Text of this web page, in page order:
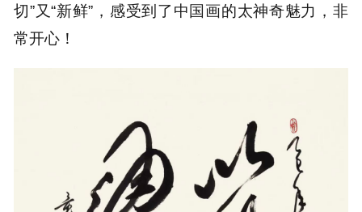
切”又“新鲜”，感受到了中国画的太神奇魅力，非
常开心！